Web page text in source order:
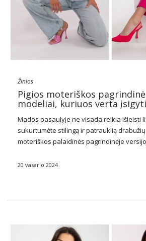
Žinios
Pigios moteriškos
modeliai, kuriuos verta
Mados pasaulyje ne visada reikia išleisti
sukurtumėte stilingą ir patrauklią
moteriškos palaidinės pagrindinėje
neperkraunant piniginės.
20 vasario 2024